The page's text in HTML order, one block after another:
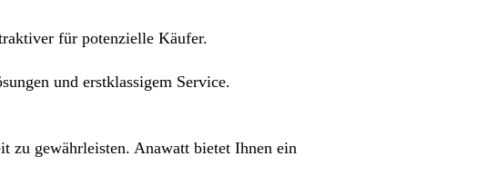
für potenzielle Käufer.
und erstklassigem Service.
zu gewährleisten. Anawatt bietet Ihnen ein